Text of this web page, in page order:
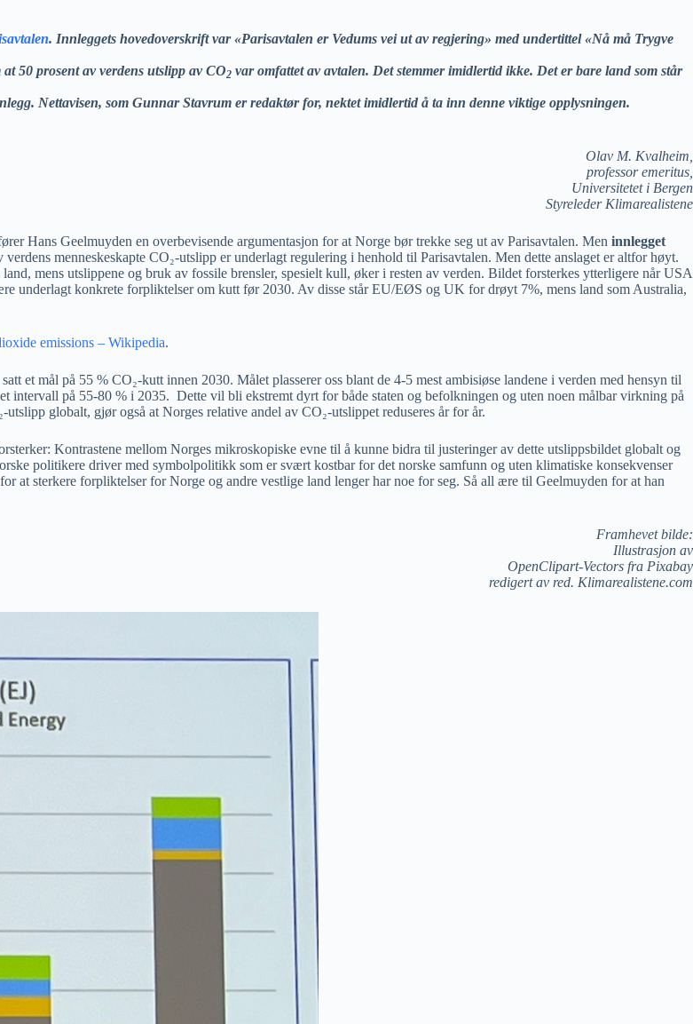
. Innleggets hovedoverskrift var «Parisavtalen er Vedums vei ut av regjering» med undertittel «Nå må Trygve
50 prosent av verdens utslipp av CO2 var omfattet av avtalen. Det stemmer imidlertid ikke. Det er bare land som står
Nettavisen, som Gunnar Stavrum er redaktør for, nektet imidlertid å ta inn denne viktige opplysningen.
Olav M. Kvalheim,
professor emeritus,
Universitetet i Bergen
Styreleder Klimarealistene
Hans Geelmuyden en overbevisende argumentasjon for at Norge bør trekke seg ut av Parisavtalen. Men innlegget
menneskeskapte CO₂-utslipp er underlagt regulering i henhold til Parisavtalen. Men dette anslaget er altfor høyt.
mens utslippene og bruk av fossile brensler, spesielt kull, øker i resten av verden. Bildet forsterkes ytterligere når USA
underlagt konkrete forpliktelser om kutt før 2030. Av disse står EU/EØS og UK for drøyt 7%, mens land som Australia,
emissions – Wikipedia.
et mål på 55 % CO₂-kutt innen 2030. Målet plasserer oss blant de 4-5 mest ambisiøse landene i verden med hensyn til
intervall på 55-80 % i 2035. Dette vil bli ekstremt dyrt for både staten og befolkningen og uten noen målbar virkning på
globalt, gjør også at Norges relative andel av CO₂-utslippet reduseres år for år.
Kontrastene mellom Norges mikroskopiske evne til å kunne bidra til justeringer av dette utslippsbildet globalt og
politikere driver med symbolpolitikk som er svært kostbar for det norske samfunn og uten klimatiske konsekvenser
at sterkere forpliktelser for Norge og andre vestlige land lenger har noe for seg. Så all ære til Geelmuyden for at han
Framhevet bilde:
Illustrasjon av
OpenClipart-Vectors fra Pixabay
redigert av red. Klimarealistene.com